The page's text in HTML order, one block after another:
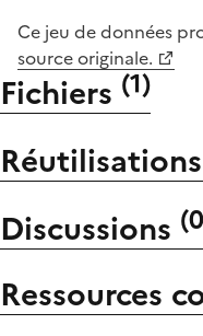
Ce jeu de données
source originale.
Fichiers (1)
Discussions (0
Ressources